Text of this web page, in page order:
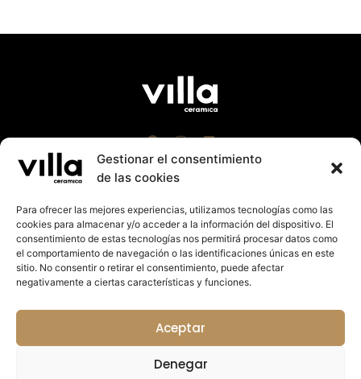
Gestionar el consentimiento
de las cookies
Para ofrecer las mejores experiencias, utilizamos tecnologías como las
cookies para almacenar y/o acceder a la información del dispositivo. El
consentimiento de estas tecnologías nos permitirá procesar datos como
el comportamiento de navegación o las identificaciones únicas en este
sitio. No consentir o retirar el consentimiento, puede afectar
negativamente a ciertas características y funciones.
Aceptar
Denegar
Villa Cerámica 2023 |Aviso Legal|Política Cookies
|Política de Privacidad
Suport a la promoció exterior de la Comunitat
Valenciana 2023. Import rebut: 27.125,14€